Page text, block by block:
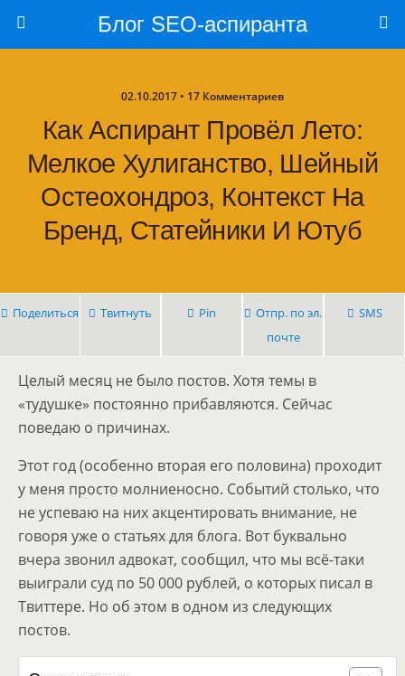
Блог SEO-аспиранта
02.10.2017 • 17 Комментариев
Как Аспирант Провёл Лето:
Мелкое Хулиганство, Шейный
Остеохондроз, Контекст На
Бренд, Статейники И Ютуб
Поделиться Твитнуть Pin
Отпр. по эл.
почте
SMS
Целый месяц не было постов. Хотя темы в
«тудушке» постоянно прибавляются. Сейчас
поведаю о причинах.
Этот год (особенно вторая его половина) проходит
у меня просто молниеносно. Событий столько, что
не успеваю на них акцентировать внимание, не
говоря уже о статьях для блога. Вот буквально
вчера звонил адвокат, сообщил, что мы всё-таки
выиграли суд по 50 000 рублей, о которых писал в
Твиттере. Но об этом в одном из следующих
постов.